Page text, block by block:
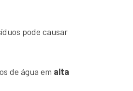
pode causar
de água em alta